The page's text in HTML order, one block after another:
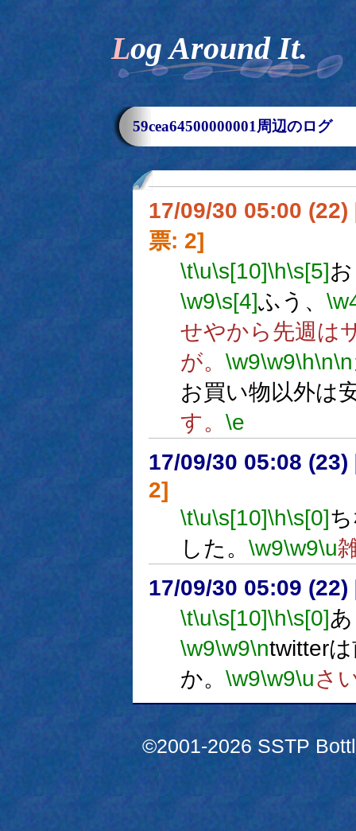
Log Around It.
59cea64500000001周辺のログ
17/09/30 05:00 (22)
票: 2]
\t\u\s[10]\h\s[5]
\w9\s[4]ふう、
せやから先週は
が。 \w9\w9\h\n\n
お買い物以外は
す。 \e
17/09/30 05:08 (23)
2]
\t\u\s[10]\h\s[0]
した。 \w9\w9\u
17/09/30 05:09 (22)
\t\u\s[10]\h\s[0]
\w9\w9\ntwitter
か。 \w9\w9\uさ
©2001-2026 SSTP